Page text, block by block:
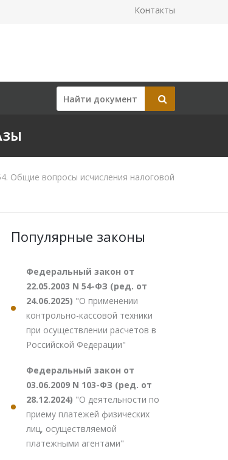
Контакты
Общие вопросы исчисления налоговой
Популярные законы
Федеральный закон от
22.05.2003 N 54-ФЗ (ред. от
24.06.2025) "О применении
контрольно-кассовой техники
при осуществлении расчетов в
Российской Федерации"
Федеральный закон от
03.06.2009 N 103-ФЗ (ред. от
28.12.2024) "О деятельности по
приему платежей физических
лиц, осуществляемой
платежными агентами"